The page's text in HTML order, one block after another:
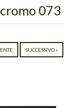
073
SUCCESSIVO »